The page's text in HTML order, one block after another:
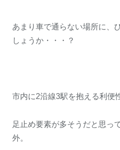
あまり車で通らない場所に、
しょうか・・・？
市内に2沿線3駅を抱える利便
足止め要素が多そうだと思っ
外。